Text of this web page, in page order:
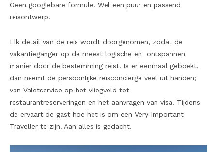
Geen googlebare formule. Wel een puur en passend
reisontwerp.
Elk detail van de reis wordt doorgenomen, zodat de
vakantieganger op de meest logische en ontspannen
manier door de bestemming reist. Is er eenmaal geboekt,
dan neemt de persoonlijke reisconciërge veel uit handen;
van Valetservice op het vliegveld tot
restaurantreserveringen en het aanvragen van visa. Tijdens
de ervaart de gast hoe het is om een Very Important
Traveller te zijn. Aan alles is gedacht.